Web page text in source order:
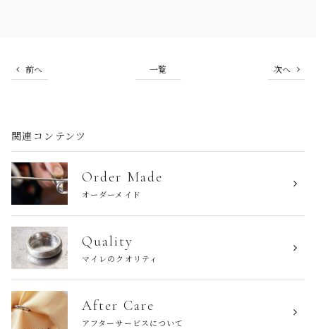
前へ 一覧 次へ
関連コンテンツ
Order Made
オーダーメイド
Quality
マイレのクオリティ
After Care
アフターサービスについて